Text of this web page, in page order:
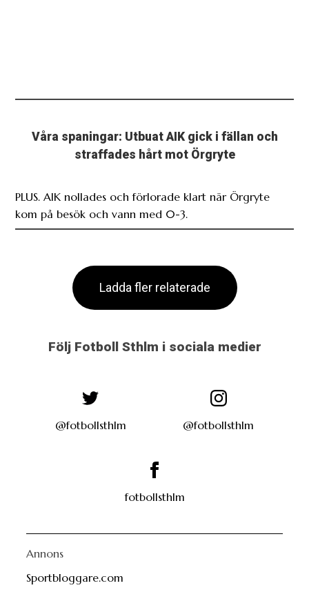
Våra spaningar: Utbuat AIK gick i fällan och
straffades hårt mot Örgryte
PLUS. AIK nollades och förlorade klart när Örgryte
kom på besök och vann med 0-3.
Ladda fler relaterade
Följ Fotboll Sthlm i sociala medier
@fotbollsthlm @fotbollsthlm
fotbollsthlm
Annons
Sportbloggare.com